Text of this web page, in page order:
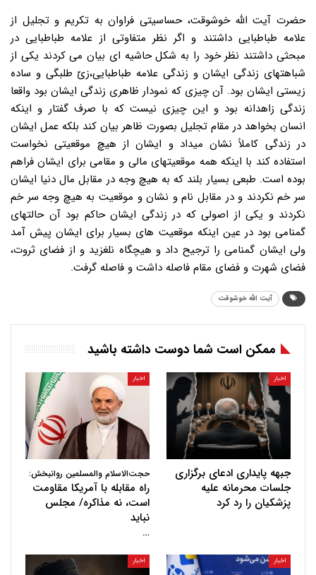
حضرت آیت الله خوشوقت، حساسیتی فراوان به تکریم و تجلیل از
علامه طباطبایی داشتند و اگر نظر متفاوتی از علامه طباطبایی در
مبحثی داشتند نظر خود را به شکل حاشیه ای بیان می کردند یکی از
شباهتهای زندگی ایشان و زندگی علامه طباطبایی،زیّ طلبگی و ساده
زیستی ایشان بود. آن چیزی که نمودار ظاهری زندگی ایشان بود واقعا
زندگی زاهدانه بود و این چیزی نیست که با صرف گفتار و اینکه
انسان بخواهد در مقام تجلیل بصورت ظاهر بیان کند بلکه عمل ایشان
در زندگی کاملاً نشان میداد و ایشان از هیچ موقعیتی نخواست
استفاده کند با اینکه همه موقعیتهای مالی و مقامی برای ایشان فراهم
بوده است. طبعی بسیار بلند که به هیچ وجه در مقابل مال دنیا ایشان
سر خم نکردند و در مقابل نام و نشان و موقعیت به هیچ وجه سر خم
نکردند و یکی از اصولی که در زندگی ایشان حاکم بود آن حالتهای
گمنامی بود در عین اینکه موقعیت های بسیار برای ایشان پیش آمد
ولی ایشان گمنامی را ترجیح داد و هیچگاه نلغزید و از فضای ثروت،
فضای شهرت و فضای مقام فاصله داشت و فاصله گرفت.
آیت الله خوشوقت
ممکن است شما دوست داشته باشید
اخبار
جبهه پایداری ادعای برگزاری
جلسات محرمانه علیه
پزشکیان را رد کرد
اخبار
حجت‌الاسلام والمسلمین روانبخش:
راه مقابله با آمریکا مقاومت
است، نه مذاکره/ مجلس
نباید
…
اخبار اخبار